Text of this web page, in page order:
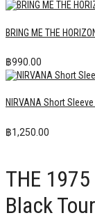
BRING ME THE
฿990.00
NIRVANA Short
฿1,250.00
THE
Black Tour